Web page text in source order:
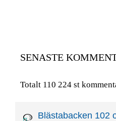
SENASTE
Totalt 110 224 st
Blästabacken 102